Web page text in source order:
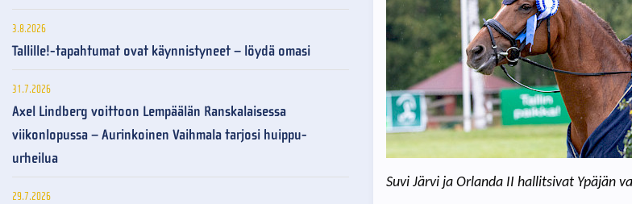
Suvi Järvi ja Orlanda II hallitsivat Ypäjän
3.8.2026
Tallille!-tapahtumat ovat käynnistyneet – löydä omasi
31.7.2026
Axel Lindberg voittoon Lempäälän Ranskalaisessa
viikonlopussa – Aurinkoinen Vaihmala tarjosi huippu-
urheilua
29.7.2026